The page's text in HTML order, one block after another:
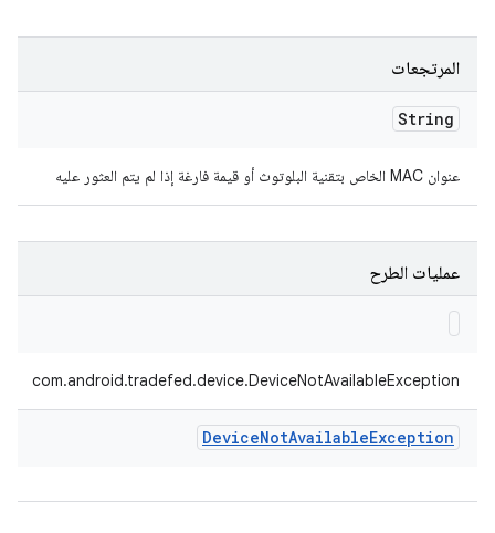
المرتجعات
String
عنوان MAC الخاص بتقنية البلوتوث أو قيمة فارغة إذا لم يتم العثور عليه
عمليات الطرح
com.android.tradefed.device.DeviceNotAvailableException
DeviceNotAvailableException